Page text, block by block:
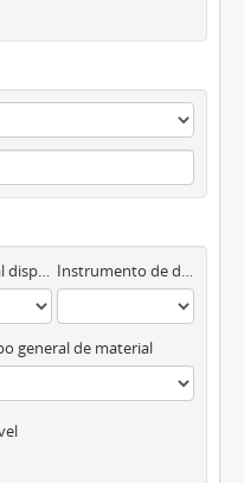
Objeto digital disponibles Instrumento de descripción
general de material